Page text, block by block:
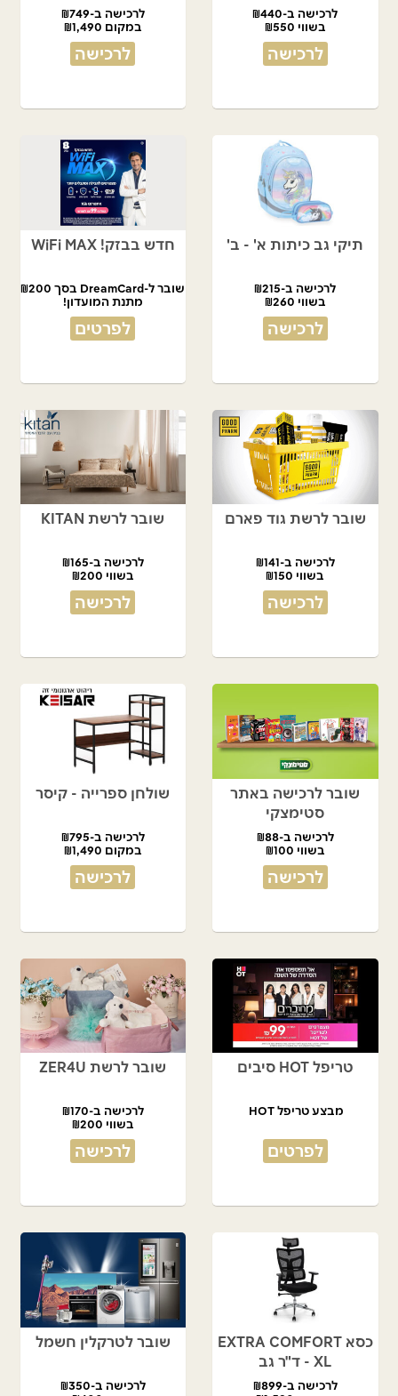
לרכישה ב-₪440
בשווי ₪550
לרכישה
לרכישה ב-₪749
במקום ₪1,490
לרכישה
תיקי גב כיתות א' - ב'
לרכישה ב-₪215
בשווי ₪260
לרכישה
חדש בבזק! WiFi MAX
שובר ל-DreamCard בסך ₪200
מתנת המועדון!
לפרטים
שובר לרשת גוד פארם
לרכישה ב-₪141
בשווי ₪150
לרכישה
שובר לרשת KITAN
לרכישה ב-₪165
בשווי ₪200
לרכישה
שובר לרכישה באתר
סטימצקי
לרכישה ב-₪88
בשווי ₪100
לרכישה
שולחן ספרייה - קיסר
לרכישה ב-₪795
במקום ₪1,490
לרכישה
טריפל HOT סיבים
מבצע טריפל HOT
לפרטים
שובר לרשת ZER4U
לרכישה ב-₪170
בשווי ₪200
לרכישה
כסא EXTRA COMFORT
XL - ד"ר גב
לרכישה ב-₪899
שובר לטרקלין חשמל
לרכישה ב-₪350